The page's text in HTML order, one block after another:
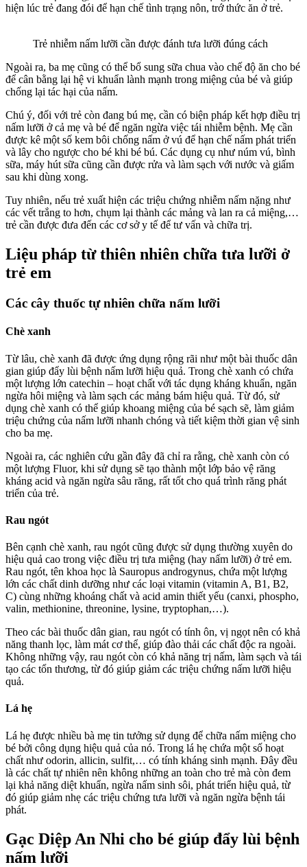
hiện lúc trẻ đang đói để hạn chế tình trạng nôn, trớ thức ăn ở trẻ.
Trẻ nhiễm nấm lưỡi cần được đánh tưa lưỡi đúng cách
Ngoài ra, ba mẹ cũng có thể bổ sung sữa chua vào chế độ ăn cho bé
để cân bằng lại hệ vi khuẩn lành mạnh trong miệng của bé và giúp
chống lại tác hại của nấm.
Chú ý, đối với trẻ còn đang bú mẹ, cần có biện pháp kết hợp điều trị
nấm lưỡi ở cả mẹ và bé để ngăn ngừa việc tái nhiễm bệnh. Mẹ cần
được kê một số kem bôi chống nấm ở vú để hạn chế nấm phát triển
và lây cho ngược cho bé khi bé bú. Các dụng cụ như núm vú, bình
sữa, máy hút sữa cũng cần được rửa và làm sạch với nước và giấm
sau khi dùng xong.
Tuy nhiên, nếu trẻ xuất hiện các triệu chứng nhiễm nấm nặng như
các vết trắng to hơn, chụm lại thành các mảng và lan ra cả miệng,…
trẻ cần được đưa đến các cơ sở y tế để tư vấn và chữa trị.
Liệu pháp từ thiên nhiên chữa tưa lưỡi ở
trẻ em
Các cây thuốc tự nhiên chữa nấm lưỡi
Chè xanh
Từ lâu, chè xanh đã được ứng dụng rộng rãi như một bài thuốc dân
gian giúp đẩy lùi bệnh nấm lưỡi hiệu quả. Trong chè xanh có chứa
một lượng lớn catechin – hoạt chất với tác dụng kháng khuẩn, ngăn
ngừa hôi miệng và làm sạch các mảng bám hiệu quả. Từ đó, sử
dụng chè xanh có thể giúp khoang miệng của bé sạch sẽ, làm giảm
triệu chứng của nấm lưỡi nhanh chóng và tiết kiệm thời gian vệ sinh
cho ba mẹ.
Ngoài ra, các nghiên cứu gần đây đã chỉ ra rằng, chè xanh còn có
một lượng Fluor, khi sử dụng sẽ tạo thành một lớp bảo vệ răng
kháng acid và ngăn ngừa sâu răng, rất tốt cho quá trình răng phát
triển của trẻ.
Rau ngót
Bên cạnh chè xanh, rau ngót cũng được sử dụng thường xuyên do
hiệu quả cao trong việc điều trị tưa miệng (hay nấm lưỡi) ở trẻ em.
Rau ngót, tên khoa học là Sauropus androgynus, chứa một lượng
lớn các chất dinh dưỡng như các loại vitamin (vitamin A, B1, B2,
C) cùng những khoáng chất và acid amin thiết yếu (canxi, phospho,
valin, methionine, threonine, lysine, tryptophan,…).
Theo các bài thuốc dân gian, rau ngót có tính ôn, vị ngọt nên có khả
năng thanh lọc, làm mát cơ thể, giúp đào thải các chất độc ra ngoài.
Không những vậy, rau ngót còn có khả năng trị nấm, làm sạch và tái
tạo các tổn thương, từ đó giúp giảm các triệu chứng nấm lưỡi hiệu
quả.
Lá hẹ
Lá hẹ được nhiều bà mẹ tin tưởng sử dụng để chữa nấm miệng cho
bé bởi công dụng hiệu quả của nó. Trong lá hẹ chứa một số hoạt
chất như odorin, allicin, sulfit,… có tính kháng sinh mạnh. Đây đều
là các chất tự nhiên nên không những an toàn cho trẻ mà còn đem
lại khả năng diệt khuẩn, ngừa nấm sinh sôi, phát triển hiệu quả, từ
đó giúp giảm nhẹ các triệu chứng tưa lưỡi và ngăn ngừa bệnh tái
phát.
Gạc Diệp An Nhi cho bé giúp đẩy lùi bệnh
nấm lưỡi